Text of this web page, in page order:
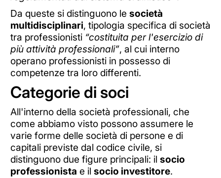
Da queste si distinguono le società
multidisciplinari, tipologia specifica di società
tra professionisti “costituita per l'esercizio di
più attività professionali”, al cui interno
operano professionisti in possesso di
competenze tra loro differenti.
Categorie di soci
All'interno della società professionali, che
come abbiamo visto possono assumere le
varie forme delle società di persone e di
capitali previste dal codice civile, si
distinguono due figure principali: il socio
professionista e il socio investitore.